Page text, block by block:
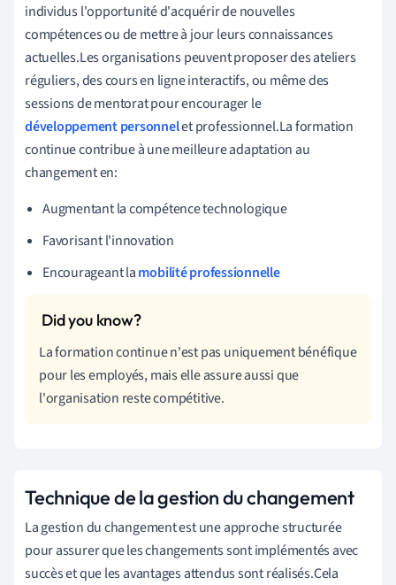
individus l'opportunité d'acquérir de nouvelles
compétences ou de mettre à jour leurs connaissances
actuelles.Les organisations peuvent proposer des ateliers
réguliers, des cours en ligne interactifs, ou même des
sessions de mentorat pour encourager le
développement personnelet professionnel.La formation
continue contribue à une meilleure adaptation au
changement en:
Augmentant la compétence technologique
Favorisant l'innovation
Encourageant lamobilité professionnelle
La formation continue n'est pas uniquement bénéfique
pour les employés, mais elle assure aussi que
l'organisation reste compétitive.
Technique de la gestion du changement
La gestion du changement est une approche structurée
pour assurer que les changements sont implémentés avec
succès et que les avantages attendus sont réalisés.Cela